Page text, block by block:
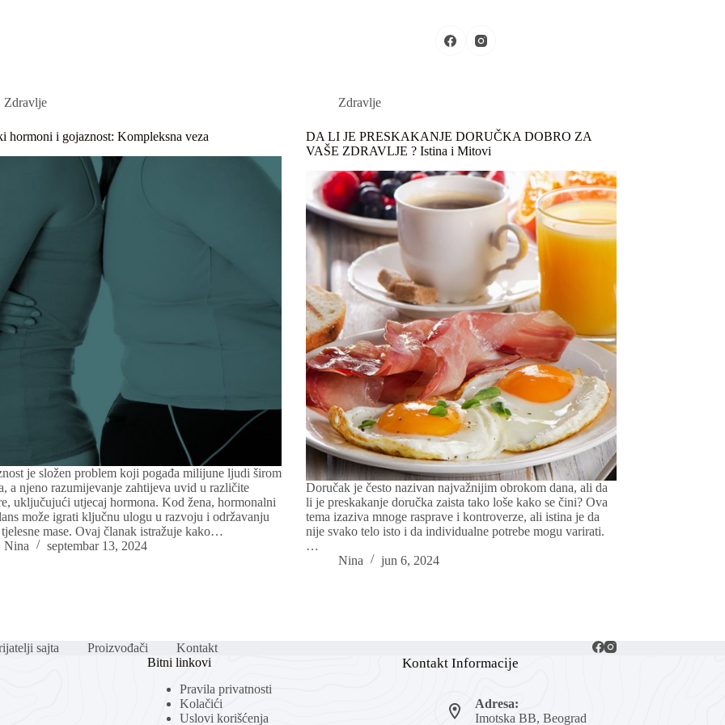
Zdravlje
hormoni i gojaznost: Kompleksna veza
je složen problem koji pogađa milijune ljudi širom
a njeno razumijevanje zahtijeva uvid u različite
uključujući utjecaj hormona. Kod žena, hormonalni
može igrati ključnu ulogu u razvoju i održavanju
mase. Ovaj članak istražuje kako…
Nina
septembar 13, 2024
Zdravlje
DA LI JE PRESKAKANJE DORUČKA DOBRO ZA
VAŠE ZDRAVLJE ? Istina i Mitovi
Doručak je često nazivan najvažnijim obrokom dana, ali da
li je preskakanje doručka zaista tako loše kako se čini? Ova
tema izaziva mnoge rasprave i kontroverze, ali istina je da
nije svako telo isto i da individualne potrebe mogu varirati.
…
Nina
jun 6, 2024
sajta Proizvođači
Kontakt
Bitni linkovi
Pravila privatnosti
Kolačići
Uslovi korišćenja
Kontakt Informacije
Adresa:
Imotska BB, Beograd